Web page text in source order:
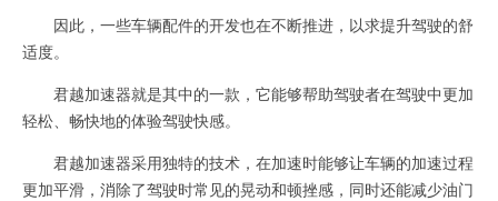
因此，一些车辆配件的开发也在不断推进，以求提升驾驶的舒
适度。
君越加速器就是其中的一款，它能够帮助驾驶者在驾驶中更加
轻松、畅快地的体验驾驶快感。
君越加速器采用独特的技术，在加速时能够让车辆的加速过程
更加平滑，消除了驾驶时常见的晃动和顿挫感，同时还能减少油门